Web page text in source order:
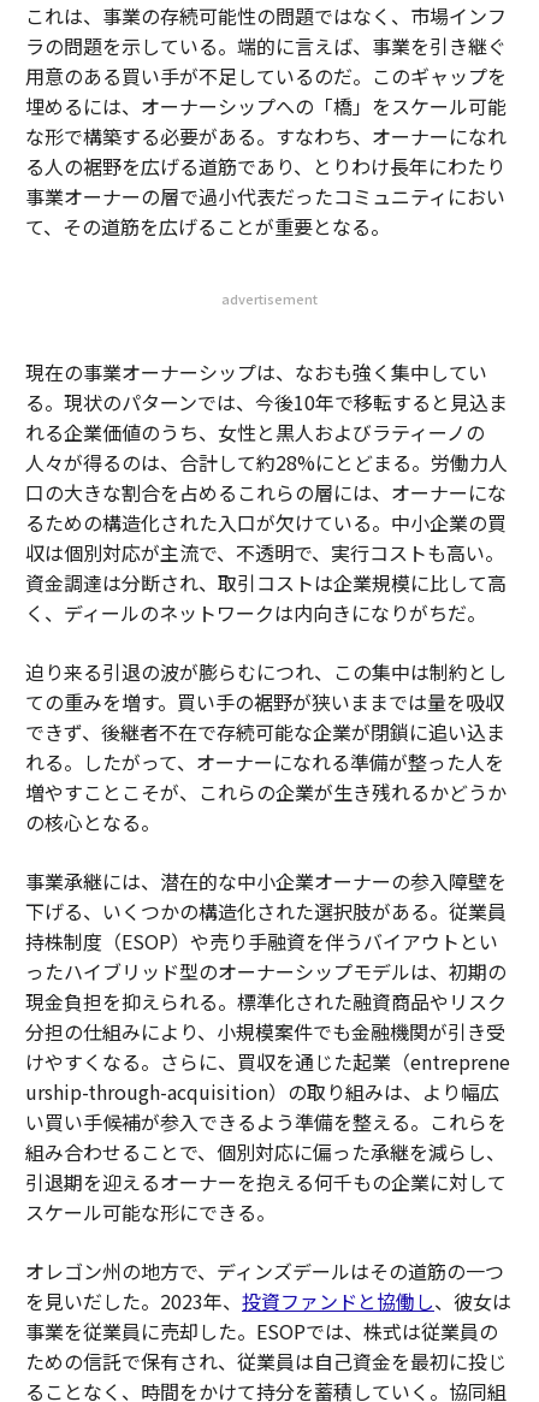
これは、事業の存続可能性の問題ではなく、市場インフ
ラの問題を示している。端的に言えば、事業を引き継ぐ
用意のある買い手が不足しているのだ。このギャップを
埋めるには、オーナーシップへの「橋」をスケール可能
な形で構築する必要がある。すなわち、オーナーになれ
る人の裾野を広げる道筋であり、とりわけ長年にわたり
事業オーナーの層で過小代表だったコミュニティにおい
て、その道筋を広げることが重要となる。
advertisement
現在の事業オーナーシップは、なおも強く集中してい
る。現状のパターンでは、今後10年で移転すると見込ま
れる企業価値のうち、女性と黒人およびラティーノの
人々が得るのは、合計して約28%にとどまる。労働力人
口の大きな割合を占めるこれらの層には、オーナーにな
るための構造化された入口が欠けている。中小企業の買
収は個別対応が主流で、不透明で、実行コストも高い。
資金調達は分断され、取引コストは企業規模に比して高
く、ディールのネットワークは内向きになりがちだ。
迫り来る引退の波が膨らむにつれ、この集中は制約とし
ての重みを増す。買い手の裾野が狭いままでは量を吸収
できず、後継者不在で存続可能な企業が閉鎖に追い込ま
れる。したがって、オーナーになれる準備が整った人を
増やすことこそが、これらの企業が生き残れるかどうか
の核心となる。
事業承継には、潜在的な中小企業オーナーの参入障壁を
下げる、いくつかの構造化された選択肢がある。従業員
持株制度（ESOP）や売り手融資を伴うバイアウトとい
ったハイブリッド型のオーナーシップモデルは、初期の
現金負担を抑えられる。標準化された融資商品やリスク
分担の仕組みにより、小規模案件でも金融機関が引き受
けやすくなる。さらに、買収を通じた起業（entreprene
urship-through-acquisition）の取り組みは、より幅広
い買い手候補が参入できるよう準備を整える。これらを
組み合わせることで、個別対応に偏った承継を減らし、
引退期を迎えるオーナーを抱える何千もの企業に対して
スケール可能な形にできる。
オレゴン州の地方で、ディンズデールはその道筋の一つ
を見いだした。2023年、 投資ファンドと協働し、彼女は
事業を従業員に売却した。ESOPでは、株式は従業員の
ための信託で保有され、従業員は自己資金を最初に投じ
ることなく、時間をかけて持分を蓄積していく。協同組